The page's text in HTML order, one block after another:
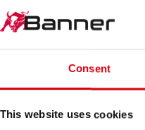
Consent
This website uses cookies
, na przykład
napięcie ogniwa
systemie BMS.